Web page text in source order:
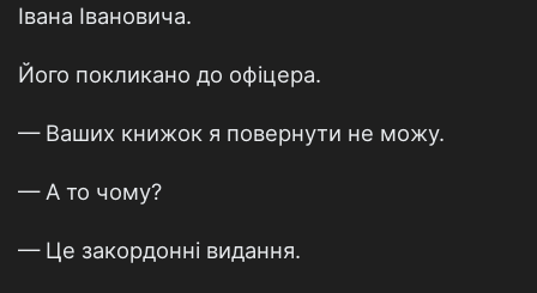
Івана Івановича.
Його покликано до офіцера.
— Ваших книжок я повернути не можу.
— А то чому?
— Це закордонні видання.